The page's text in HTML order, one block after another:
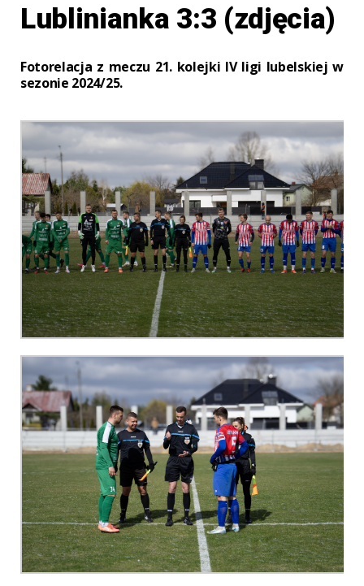
Lublinianka 3:3 (zdjęcia)
Fotorelacja z meczu 21. kolejki IV ligi lubelskiej w
sezonie 2024/25.